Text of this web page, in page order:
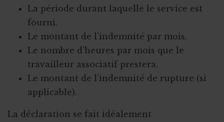
La période durant laquelle le service est
fourni.
Le montant de l’indemnité par mois.
Le nombre d’heures par mois que le
travailleur associatif prestera.
Le montant de l’indemnité de rupture (si
applicable).
La déclaration se fait idéalement